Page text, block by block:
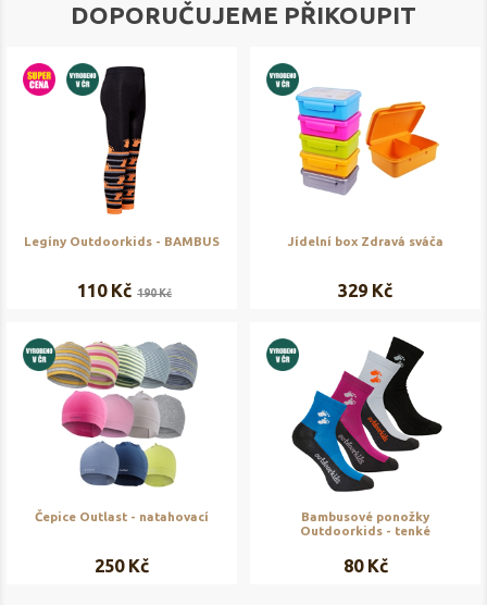
DOPORUČUJEME PŘIKOUPIT
Legíny Outdoorkids - BAMBUS
110 Kč 190 Kč
Jídelní box Zdravá sváča
329 Kč
Čepice Outlast - natahovací
250 Kč
Bambusové ponožky
Outdoorkids - tenké
80 Kč